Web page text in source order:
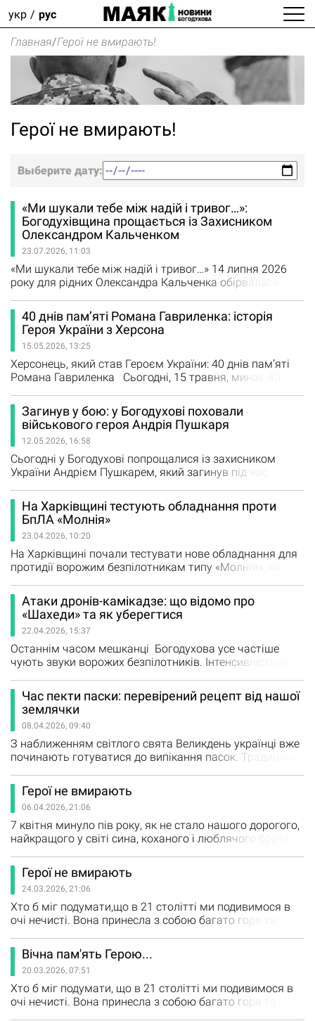
укр рус
Главная/Герої не вмирають!
Герої не вмирають!
Выберите дату:
«Ми шукали тебе між надій і тривог…»:
Богодухівщина прощається із Захисником
Олександром Кальченком
23.07.2026, 11:03
«Ми шукали тебе між надій і тривог…» 14 липня 2026
року для рідних Олександра Кальченка обірвалася
болісного очікування, безсонних ночей, молитв і віри у
диво родина отримала страшне підтвердження - збіг
ДНК. Захисник України повернувся додому… на щиті.
Олександру Михайловичу Кальченку, позивний…
40 днів пам’яті Романа Гавриленка: історія
Героя України з Херсона
15.05.2026, 13:25
Херсонець, який став Героєм України: 40 днів пам’яті
Романа Гавриленка Сьогодні, 15 травня, минає 40
Романа ГАВРИЛЕНКА… Роман Володимирович
Гавриленко народився 25 листопада 1995 року у
Херсоні. Там навчався, працював на суднобудівному
заводі. Пережив окупацію та полон. Після звільнення…
Загинув у бою: у Богодухові поховали
військового героя Андрія Пушкаря
12.05.2026, 16:58
Сьогодні у Богодухові попрощалися із захисником
України Андрієм Пушкарем, який загинув під час
Михайлович народився і виріс у селі Сінне, де його
знали як працьовитого господаря та досвідченого
механізатора. Все життя він працював на рідній землі,
дбав про родину та виховував дітей. У 2023 році
чоловік став на захист…
На Харківщині тестують обладнання проти
БпЛА «Молнія»
23.04.2026, 10:20
На Харківщині почали тестувати нове обладнання для
протидії ворожим безпілотникам типу «Молнія», які
відомо За інформацією Objectiv.tv, спеціальне
обладнання вже встановлюють у регіоні. Його головна
мета - перевірити ефективність у боротьбі з БпЛА,
після чого ухвалять рішення щодо можливого
масштабного…
Атаки дронів-камікадзе: що відомо про
«Шахеди» та як уберегтися
22.04.2026, 15:37
Останнім часом мешканці Богодухова усе частіше
чують звуки ворожих безпілотників. Інтенсивність атак
раніше. Однією з головних загроз залишаються дрони-
камікадзе типу «Шахед». Що таке «Шахеди» та інші
дрони Так звані «Шахеди» - це іранські безпілотники,
зокрема модель…
Час пекти паски: перевірений рецепт від нашої
землячки
08.04.2026, 09:40
З наближенням світлого свята Великдень українці вже
починають готуватися до випікання пасок. Традиційно
свята, найчастіше у Чистий четвер або в суботу. Але
багато хто починає вже зараз - підшукує рецепти,
перевіряє інгредієнти та ділиться своїми сімейними
секретами. Цього разу наша землячка поділилася
своїм перевіреним…
Герої не вмирають
06.04.2026, 21:06
7 квітня минуло пів року, як не стало нашого дорогого,
найкращого у світі сина, коханого і люблячого брата,
Олександровича ЗАКЖЕВСЬКОГО. Біль утрати не
вщухає… Важко повірити, що його вже немає поруч.
Олег навчався у Богодухівському ліцеї №2,
Крисинському ліцеї. З юних років звик до праці - був
старшим у родині,…
Герої не вмирають
24.03.2026, 21:06
Хто б міг подумати,що в 21 столітті ми подивимося в
очі нечисті. Вона принесла з собою багато горя та
людства найбільшу ціну – життя. 19 березня минуло
півроку, як перестало битися серце нашого Героя -
Миколи Олексійовича Маляра, який віддав своє
молоде життя, захищаючи рідну землю. Ніколи і нічим
не залічити…
Вічна пам'ять Герою...
20.03.2026, 07:51
Хто б міг подумати, що в 21 столітті ми подивимося в
очі нечисті. Вона принесла з собою багато горя та